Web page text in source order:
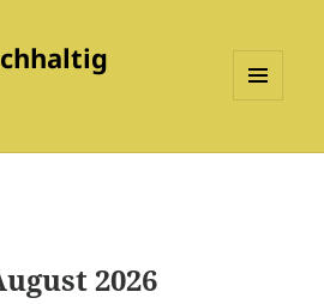
WIDGETS
2026